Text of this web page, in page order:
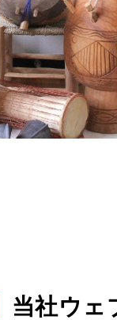
当社ウェ